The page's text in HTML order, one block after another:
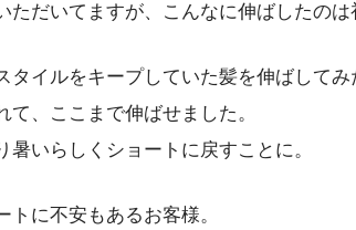
ただいてますが、こんなに伸ばしたのは
タイルをキープしていた髪を伸ばしてみ
て、ここまで伸ばせました。
暑いらしくショートに戻すことに。
トに不安もあるお客様。